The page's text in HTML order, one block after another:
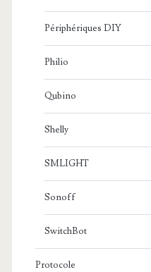
Périphériques DIY
Philio
Qubino
Shelly
SMLIGHT
Sonoff
SwitchBot
Protocole